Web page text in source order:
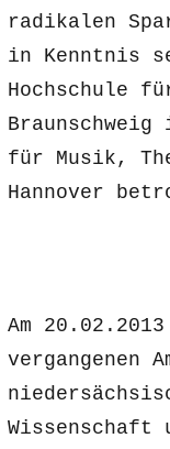
radikalen
in Kenntnis
Hochschule
für Musik,
Hannover
Am
vergangenen
Wissenschaft